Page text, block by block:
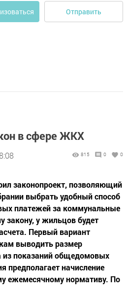
Отправить
в сфере ЖКХ
815 0 0
законопроект, позволяющий
выбрать удобный способ
платежей за коммунальные
закону, у жильцов будет
Первый вариант
выводить размер
из показаний общедомовых
предполагает начисление
ежемесячному нормативу. По